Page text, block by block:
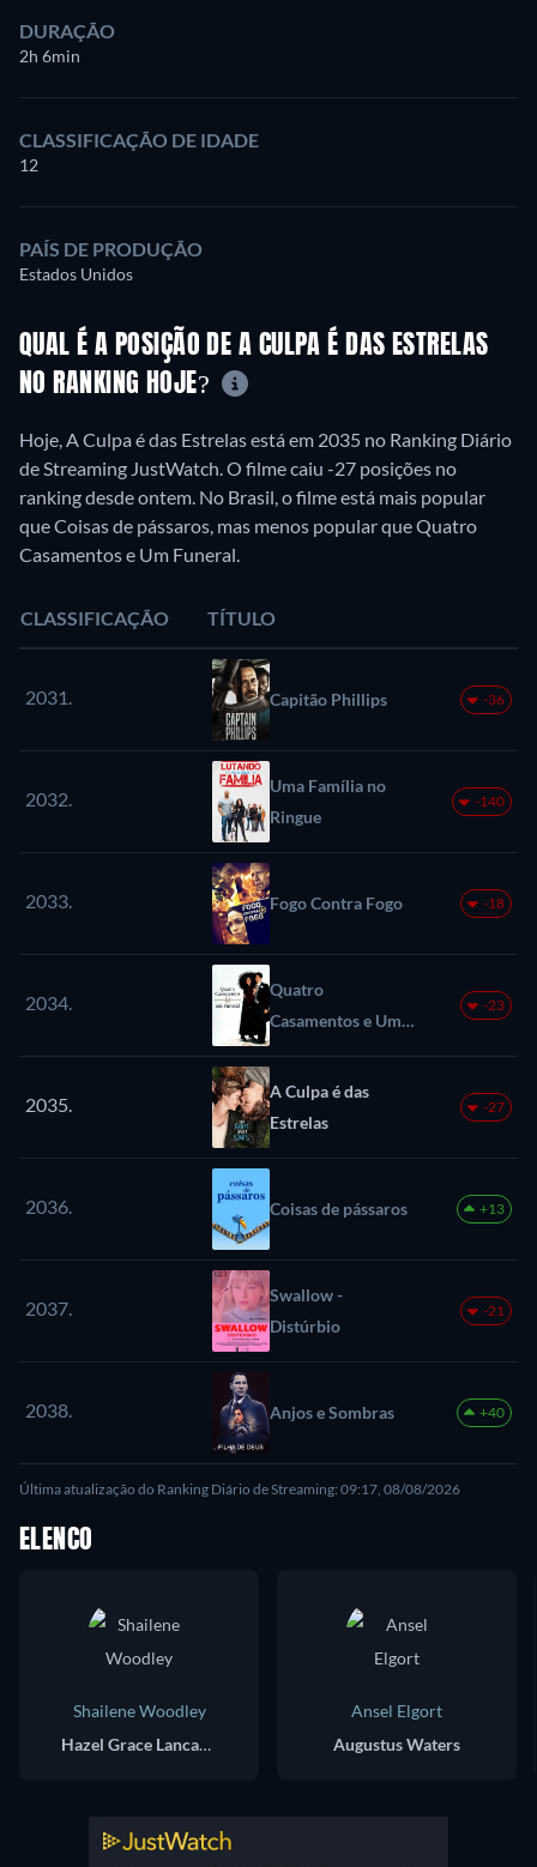
DURAÇÃO
2h 6min
CLASSIFICAÇÃO DE IDADE
12
PAÍS DE PRODUÇÃO
Estados Unidos
QUAL É A POSIÇÃO DE A CULPA É DAS ESTRELAS
NO RANKING HOJE?
Hoje, A Culpa é das Estrelas está em 2035 no Ranking Diário
de Streaming JustWatch. O filme caiu -27 posições no
ranking desde ontem. No Brasil, o filme está mais popular
que Coisas de pássaros, mas menos popular que Quatro
Casamentos e Um Funeral.
CLASSIFICAÇÃO TÍTULO
2031. Capitão Phillips -36
2032.
Uma Família no
Ringue
-140
2033. Fogo Contra Fogo -18
2034.
Quatro
Casamentos e Um
Funeral
-23
2035.
A Culpa é das
Estrelas
-27
2036. Coisas de pássaros +13
2037.
Swallow -
Distúrbio
-21
2038. Anjos e Sombras +40
Última atualização do Ranking Diário de Streaming: 09:17, 08/08/2026
ELENCO
Shailene Woodley
Hazel Grace Lancaster
Ansel Elgort
Augustus Waters